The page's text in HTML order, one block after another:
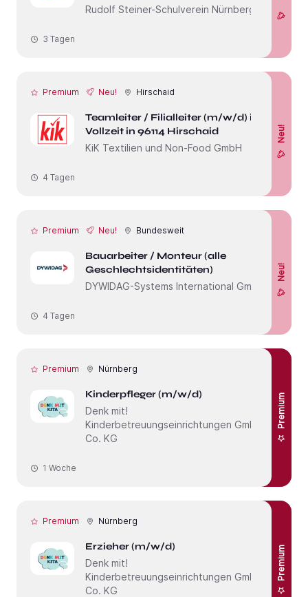
Rudolf Steiner-Schulverein Nürnberg e.V.
3 Tagen
Premium Neu! Hirschaid
Teamleiter / Filialleiter (m/w/d) in
Vollzeit in 96114 Hirschaid
KiK Textilien und Non-Food GmbH
Neu!
4 Tagen
Premium Neu! Bundesweit
Bauarbeiter / Monteur (alle
Geschlechtsidentitäten)
DYWIDAG-Systems International GmbH
Neu!
4 Tagen
Premium Nürnberg
Kinderpfleger (m/w/d)
Denk mit!
Kinderbetreuungseinrichtungen GmbH &
Co. KG
Premium
1 Woche
Premium Nürnberg
Erzieher (m/w/d)
Denk mit!
Kinderbetreuungseinrichtungen GmbH &
Co. KG
Premium